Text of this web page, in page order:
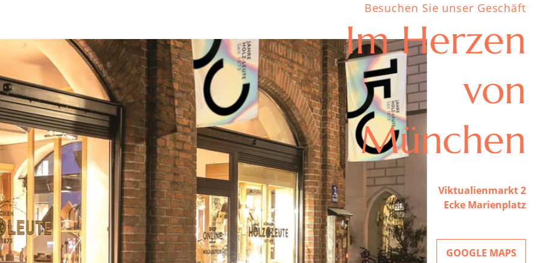
Besuchen Sie unser Geschäft
Im Herzen
von
München
Viktualienmarkt 2
Ecke Marienplatz
GOOGLE MAPS